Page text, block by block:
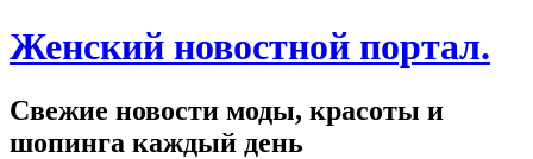
Женский новостной портал.
Свежие новости моды, красоты и
шопинга каждый день